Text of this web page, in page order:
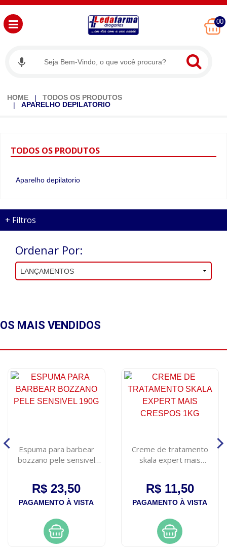
00
HOME
TODOS OS PRODUTOS
APARELHO DEPILATORIO
TODOS OS PRODUTOS
Aparelho depilatorio
+ Filtros
Ordenar Por:
OS MAIS VENDIDOS
Espuma para barbear
bozzano pele sensivel
R$ 23,50
PAGAMENTO À VISTA
Creme de tratamento
skala expert mais
R$ 11,50
PAGAMENTO À VISTA